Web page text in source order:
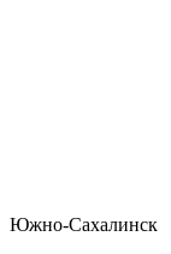
Южно-Сахалинск